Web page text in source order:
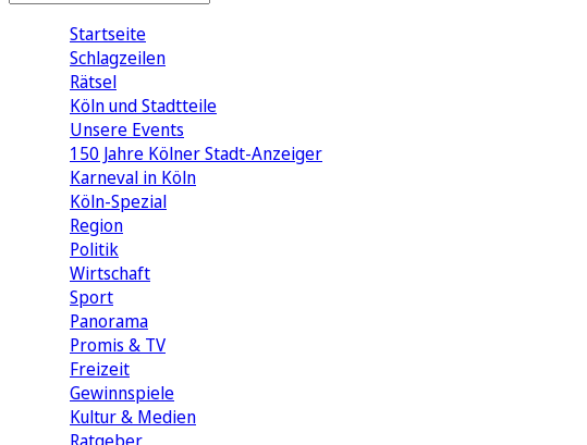
Startseite
Schlagzeilen
Rätsel
Köln und Stadtteile
Unsere Events
150 Jahre Kölner Stadt-Anzeiger
Karneval in Köln
Köln-Spezial
Region
Politik
Wirtschaft
Sport
Panorama
Promis & TV
Freizeit
Gewinnspiele
Kultur & Medien